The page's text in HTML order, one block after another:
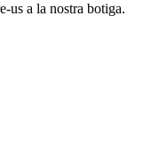
us a la nostra botiga.